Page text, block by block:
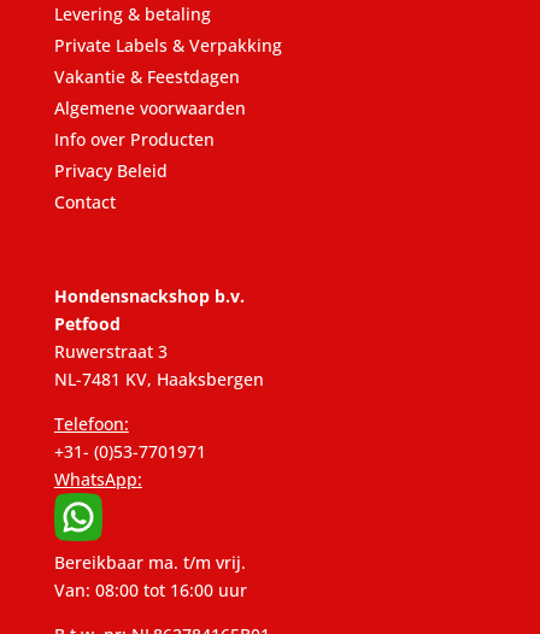
Levering & betaling
Private Labels & Verpakking
Vakantie & Feestdagen
Algemene voorwaarden
Info over Producten
Privacy Beleid
Contact
Hondensnackshop b.v.
Petfood
Ruwerstraat 3
NL-7481 KV, Haaksbergen
Telefoon:
+31- (0)53-7701971
WhatsApp:
Bereikbaar ma. t/m vrij.
Van: 08:00 tot 16:00 uur